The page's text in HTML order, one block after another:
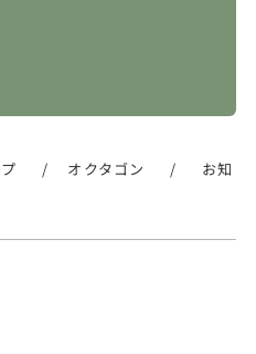
/ オクタゴン / お知